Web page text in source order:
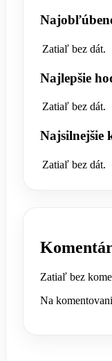
Zatiaľ bez dát.
Najlepšie
Zatiaľ bez dát.
Najsilnejšie
Zatiaľ bez dát.
Zatiaľ bez
Na